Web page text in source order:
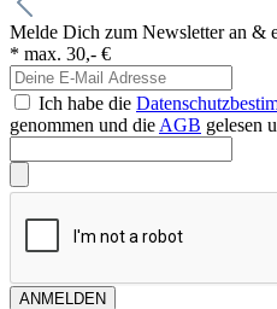
Melde Dich zum Newsletter an &
* max. 30,- €
Ich habe die
genommen und die AGB gelesen
ANMELDEN